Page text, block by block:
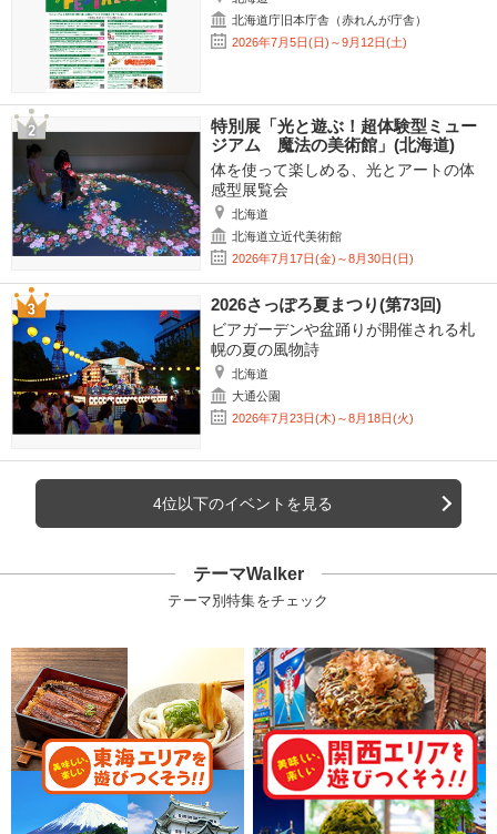
北海道庁旧本庁舎（赤れんが庁舎）
2026年7月5日(日)～9月12日(土)
特別展「光と遊ぶ！超体験型ミュー
ジアム 魔法の美術館」(北海道)
体を使って楽しめる、光とアートの体
感型展覧会
北海道
北海道立近代美術館
2026年7月17日(金)～8月30日(日)
2026さっぽろ夏まつり(第73回)
ビアガーデンや盆踊りが開催される札
幌の夏の風物詩
北海道
大通公園
2026年7月23日(木)～8月18日(火)
4位以下のイベントを見る
テーマWalker
テーマ別特集をチェック